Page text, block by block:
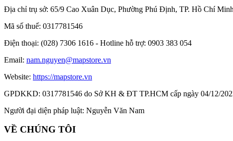
Địa chỉ trụ sở: 65/9 Cao Xuân Dục, Phường Phú Định, TP. Hồ Chí
Mã số thuế: 0317781546
Điện thoại: (028) 7306 1616 - Hotline hỗ trợ: 0903 383 054
Email: nam.nguyen@mapstore.vn
Website: https://mapstore.vn
GPDKKD: 0317781546 do Sở KH & ĐT TP.HCM cấp ngày 04/12/
Người đại diện pháp luật: Nguyễn Văn Nam
VỀ CHÚNG TÔI